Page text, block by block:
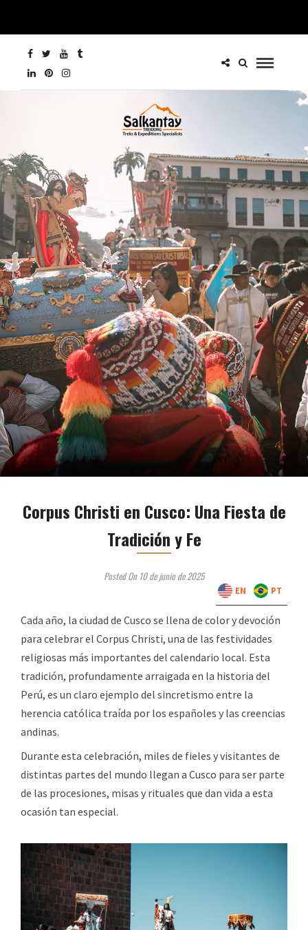
Corpus Christi en Cusco: Una Fiesta de
Tradición y Fe
Posted On 10 de junio de 2025
Cada año, la ciudad de Cusco se llena de color y devoción
para celebrar el Corpus Christi, una de las festividades
religiosas más importantes del calendario local. Esta
tradición, profundamente arraigada en la historia del
Perú, es un claro ejemplo del sincretismo entre la
herencia católica traída por los españoles y las creencias
andinas.
Durante esta celebración, miles de fieles y visitantes de
distintas partes del mundo llegan a Cusco para ser parte
de las procesiones, misas y rituales que dan vida a esta
ocasión tan especial.
EN PT